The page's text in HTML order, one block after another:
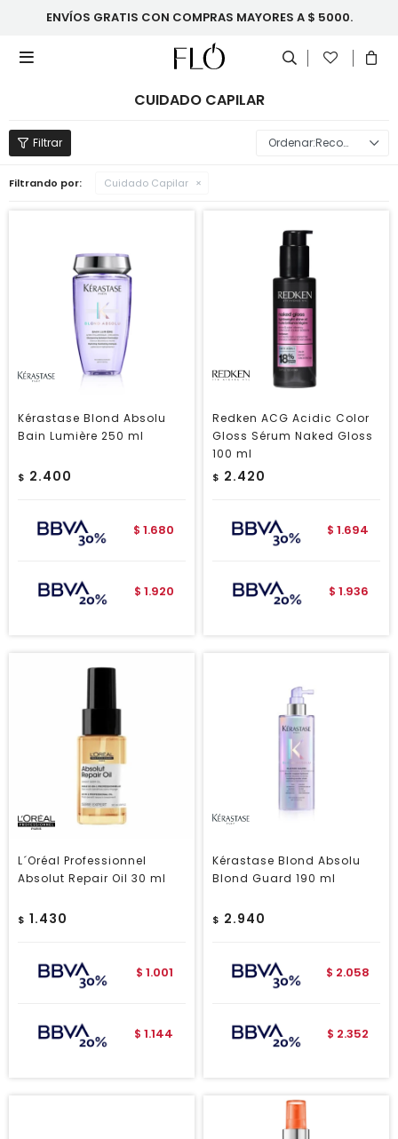
ENVÍOS GRATIS CON COMPRAS MAYORES A $ 5000.

CUIDADO CAPILAR
Recomendados
Filtrando por: Cuidado Capilar
Kérastase Blond Absolu
Bain Lumière 250 ml
$ 2.400
$ 1.680
$ 1.920
Redken ACG Acidic Color
Gloss Sérum Naked Gloss
100 ml
$ 2.420
$ 1.694
$ 1.936
L´Oréal Professionnel
Absolut Repair Oil 30 ml
$ 1.430
$ 1.001
$ 1.144
Kérastase Blond Absolu
Blond Guard 190 ml
$ 2.940
$ 2.058
$ 2.352